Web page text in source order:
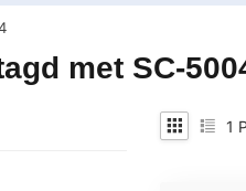
met SC-
1